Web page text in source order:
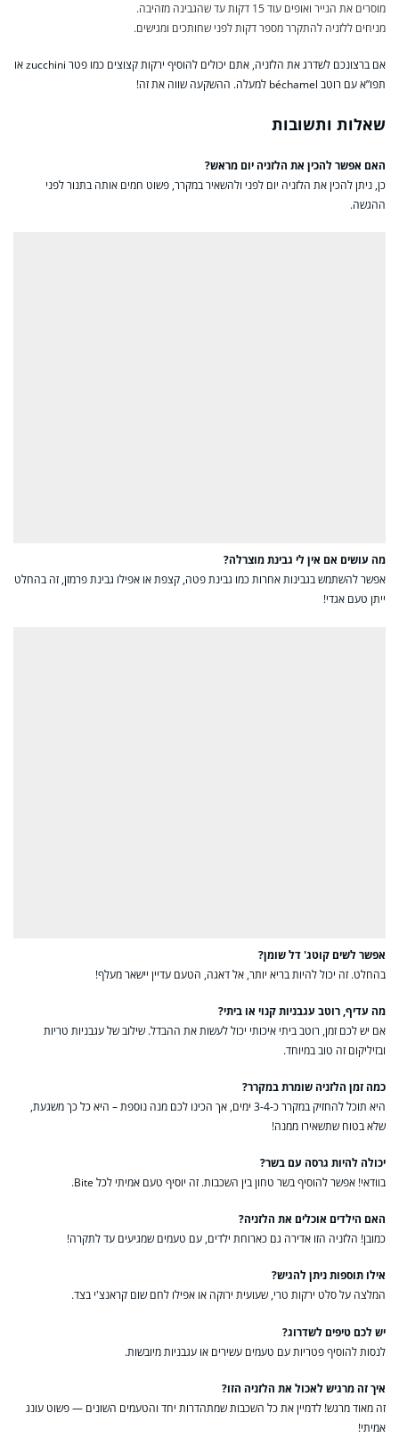
מוסרים את הנייר ואופים עוד 15 דקות עד שהגבינה מזהיבה.
מניחים ללזניה להתקרר מספר דקות לפני שחותכים ומגישים.
אם ברצונכם לשדרג את הלזניה, אתם יכולים להוסיף ירקות קצוצים כמו פטר zucchini או
תפו”א עם רוטב béchamel למעלה. ההשקעה שווה את זה!
שאלות ותשובות
האם אפשר להכין את הלזניה יום מראש?
כן, ניתן להכין את הלזניה יום לפני ולהשאיר במקרר, פשוט חמים אותה בתנור לפני
ההגשה.
מה עושים אם אין לי גבינת מוצרלה?
אפשר להשתמש בגבינות אחרות כמו גבינת פטה, קצפת או אפילו גבינת פרמזן, זה בהחלט
ייתן טעם אגדי!
אפשר לשים קוטג' דל שומן?
בהחלט. זה יכול להיות בריא יותר, אל דאגה, הטעם עדיין יישאר מעלף!
מה עדיף, רוטב עגבניות קנוי או ביתי?
אם יש לכם זמן, רוטב ביתי איכותי יכול לעשות את ההבדל. שילוב של עגבניות טריות
ובזיליקום זה טוב במיוחד.
כמה זמן הלזניה שומרת במקרר?
היא תוכל להחזיק במקרר כ-3-4 ימים, אך הכינו לכם מנה נוספת – היא כל כך משגעת,
שלא בטוח שתשאירו ממנה!
יכולה להיות גרסה עם בשר?
בוודאי! אפשר להוסיף בשר טחון בין השכבות. זה יוסיף טעם אמיתי לכל Bite.
האם הילדים אוכלים את הלזניה?
כמובן! הלזניה הזו אדירה גם כארוחת ילדים, עם טעמים שמגיעים עד לתקרה!
אילו תוספות ניתן להגיש?
המלצה על סלט ירקות טרי, שעועית ירוקה או אפילו לחם שום קראנצ'י בצד.
יש לכם טיפים לשדרוג?
לנסות להוסיף פטריות עם טעמים עשירים או עגבניות מיובשות.
איך זה מרגיש לאכול את הלזניה הזו?
זה מאוד מרגש! לדמיין את כל השכבות שמתהדרות יחד והטעמים השונים — פשוט עונג
אמיתי!